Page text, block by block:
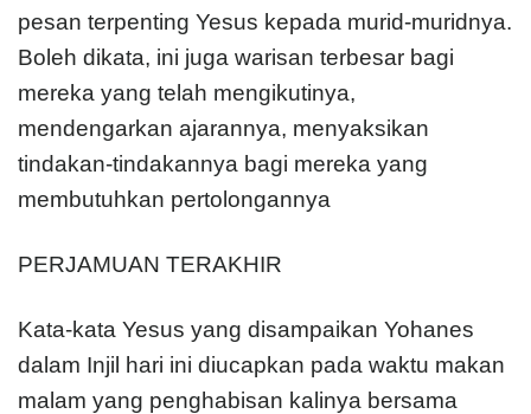
pesan terpenting Yesus kepada murid-muridnya.
Boleh dikata, ini juga warisan terbesar bagi
mereka yang telah mengikutinya,
mendengarkan ajarannya, menyaksikan
tindakan-tindakannya bagi mereka yang
membutuhkan pertolongannya
PERJAMUAN TERAKHIR
Kata-kata Yesus yang disampaikan Yohanes
dalam Injil hari ini diucapkan pada waktu makan
malam yang penghabisan kalinya bersama